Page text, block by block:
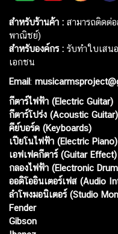
สำหรับร้านค้า : สามารถติดต่
พาณิชย์)
สำหรับองค์กร : รับทำใบเสนอ
เอกชน
Email:
กีตาร์ไฟฟ้า (Electric Guitar)
กีตาร์โปร่ง (Acoustic Guitar)
คีย์บอร์ด (Keyboards)
เปียโนไฟฟ้า (Electric Piano)
เอฟเฟคกีตาร์ (Guitar Effect)
กลองไฟฟ้า (Electronic
ออดิโออินเตอร์เฟส (Audio
ลำโพงมอนิเตอร์ (Studio
Fender
Gibson